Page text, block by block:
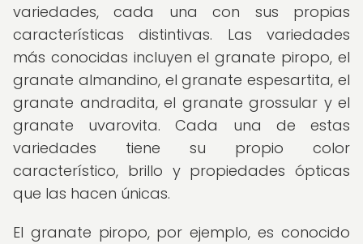
variedades, cada una con sus propias
características distintivas. Las variedades
más conocidas incluyen el granate piropo, el
granate almandino, el granate espesartita, el
granate andradita, el granate grossular y el
granate uvarovita. Cada una de estas
variedades tiene su propio color
característico, brillo y propiedades ópticas
que las hacen únicas.
El granate piropo, por ejemplo, es conocido